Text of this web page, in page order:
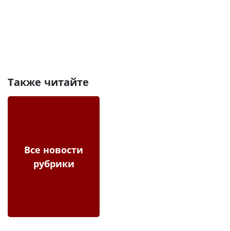
Также читайте
Все новости
рубрики